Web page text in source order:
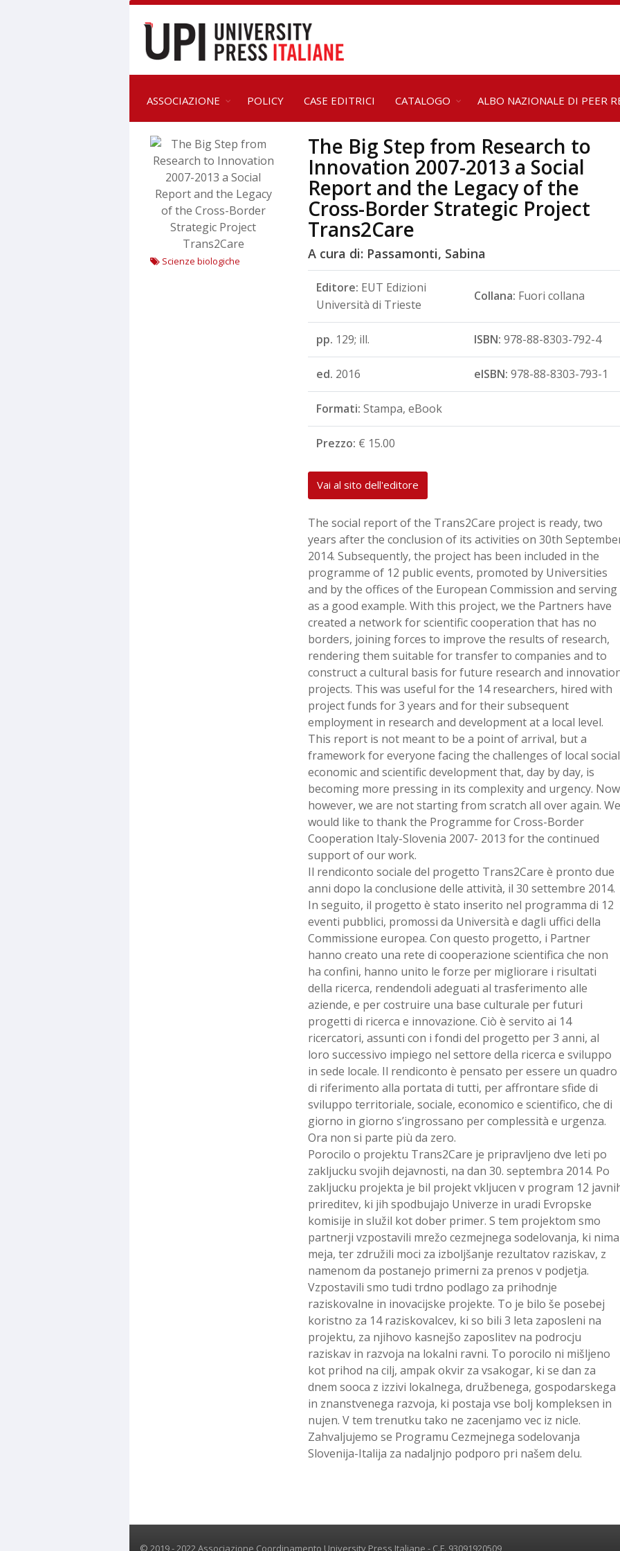
ASSOCIAZIONE POLICY CASE EDITRICI CATALOGO ALBO NAZIONALE DI PEER
Scienze biologiche
The Big Step from Research to
Innovation 2007-2013 a Social
Report and the Legacy of the
Cross-Border Strategic Project
Trans2Care
A cura di: Passamonti, Sabina
Editore: EUT Edizioni
Università di Trieste
Collana: Fuori collana
pp. 129; ill. ISBN: 978-88-8303-792-4
ed. 2016 eISBN: 978-88-8303-793-1
Formati: Stampa, eBook
Prezzo: € 15.00
Vai al sito dell'editore
The social report of the Trans2Care project is ready, two
years after the conclusion of its activities on 30th
2014. Subsequently, the project has been included in the
programme of 12 public events, promoted by Universities
and by the offices of the European Commission and serving
as a good example. With this project, we the Partners have
created a network for scientific cooperation that has no
borders, joining forces to improve the results of research,
rendering them suitable for transfer to companies and to
construct a cultural basis for future research and
projects. This was useful for the 14 researchers, hired with
project funds for 3 years and for their subsequent
employment in research and development at a local level.
This report is not meant to be a point of arrival, but a
framework for everyone facing the challenges of local
economic and scientific development that, day by day, is
becoming more pressing in its complexity and urgency.
however, we are not starting from scratch all over again. We
would like to thank the Programme for Cross-Border
Cooperation Italy-Slovenia 2007- 2013 for the continued
support of our work.
Il rendiconto sociale del progetto Trans2Care è pronto due
anni dopo la conclusione delle attività, il 30 settembre 2014.
In seguito, il progetto è stato inserito nel programma di 12
eventi pubblici, promossi da Università e dagli uffici della
Commissione europea. Con questo progetto, i Partner
hanno creato una rete di cooperazione scientifica che non
ha confini, hanno unito le forze per migliorare i risultati
della ricerca, rendendoli adeguati al trasferimento alle
aziende, e per costruire una base culturale per futuri
progetti di ricerca e innovazione. Ciò è servito ai 14
ricercatori, assunti con i fondi del progetto per 3 anni, al
loro successivo impiego nel settore della ricerca e sviluppo
in sede locale. Il rendiconto è pensato per essere un quadro
di riferimento alla portata di tutti, per affrontare sfide di
sviluppo territoriale, sociale, economico e scientifico, che di
giorno in giorno s’ingrossano per complessità e urgenza.
Ora non si parte più da zero.
Porocilo o projektu Trans2Care je pripravljeno dve leti po
zakljucku svojih dejavnosti, na dan 30. septembra 2014. Po
zakljucku projekta je bil projekt vkljucen v program 12
prireditev, ki jih spodbujajo Univerze in uradi Evropske
komisije in služil kot dober primer. S tem projektom smo
partnerji vzpostavili mrežo cezmejnega sodelovanja, ki nima
meja, ter združili moci za izboljšanje rezultatov raziskav, z
namenom da postanejo primerni za prenos v podjetja.
Vzpostavili smo tudi trdno podlago za prihodnje
raziskovalne in inovacijske projekte. To je bilo še posebej
koristno za 14 raziskovalcev, ki so bili 3 leta zaposleni na
projektu, za njihovo kasnejšo zaposlitev na podrocju
raziskav in razvoja na lokalni ravni. To porocilo ni mišljeno
kot prihod na cilj, ampak okvir za vsakogar, ki se dan za
dnem sooca z izzivi lokalnega, družbenega, gospodarskega
in znanstvenega razvoja, ki postaja vse bolj kompleksen in
nujen. V tem trenutku tako ne zacenjamo vec iz nicle.
Zahvaljujemo se Programu Cezmejnega sodelovanja
Slovenija-Italija za nadaljnjo podporo pri našem delu.
© 2019 - 2022 Associazione Coordinamento University Press Italiane - C.F. 93091920509